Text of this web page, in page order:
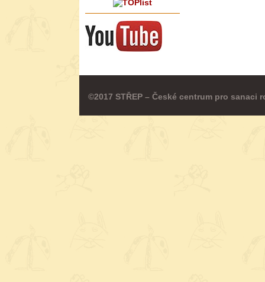
©2017 STŘEP – České centrum pro sanaci